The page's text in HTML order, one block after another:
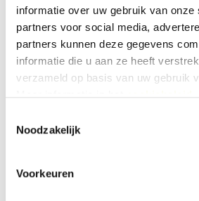
informatie over uw gebruik van onze
partners voor social media,
partners kunnen deze gegevens
informatie die u aan ze heeft
verzameld op basis van uw gebruik
Meer informatie in hetcookiebeleid.
Noodzakelijk
Voorkeuren
Strobe rood 30 30 uur
0 Beoordeling
9 0